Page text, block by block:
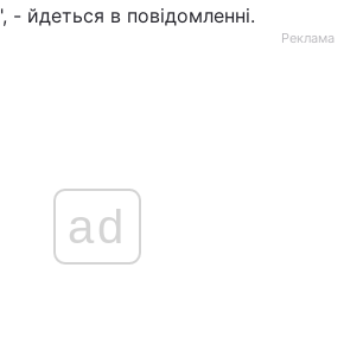
- йдеться в повідомленні.
Реклама
ad